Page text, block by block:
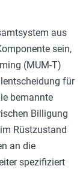
aus
sein,
(MUM-T)
für
bemannte
Billigung
Rüstzustand
an die
spezifiziert